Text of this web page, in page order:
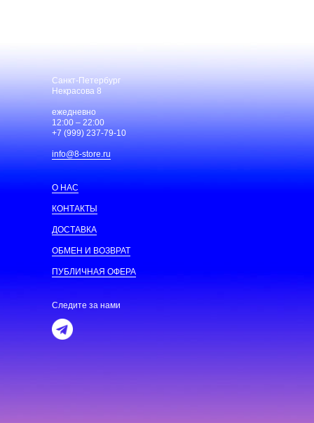
Санкт-Петербург
Некрасова 8
ежедневно
12:00 – 22:00
+7 (999) 237-79-10
info@8-store.ru
О НАС
КОНТАКТЫ
ДОСТАВКА
ОБМЕН И ВОЗВРАТ
ПУБЛИЧНАЯ ОФЕРА
Следите за нами